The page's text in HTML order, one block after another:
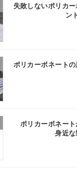
失敗しないポリカ
ン
ポリカーボネート
ポリカーボネー
身近